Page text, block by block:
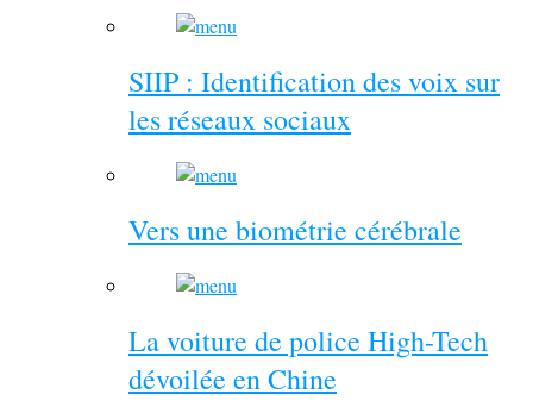
SIIP : Identification des voix sur
les réseaux sociaux
Vers une biométrie cérébrale
La voiture de police High-Tech
dévoilée en Chine